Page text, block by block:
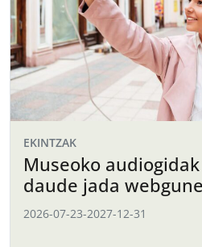
EKINTZAK
Museoko
daude jada
2026-07-23-2027-12-31